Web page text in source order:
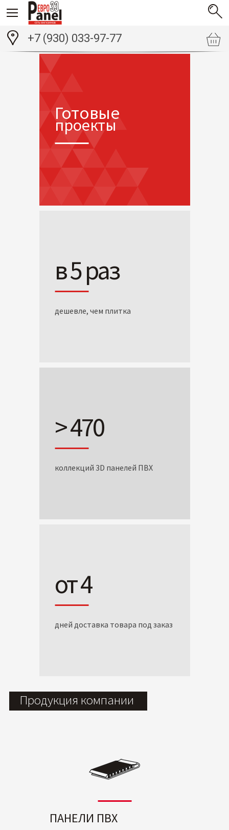
+7 (930) 033-97-77
Готовые
проекты
в 5 раз
дешевле, чем плитка
> 470
коллекций 3D панелей ПВХ
от 4
дней доставка товара под заказ
Продукция компании
ПАНЕЛИ ПВХ